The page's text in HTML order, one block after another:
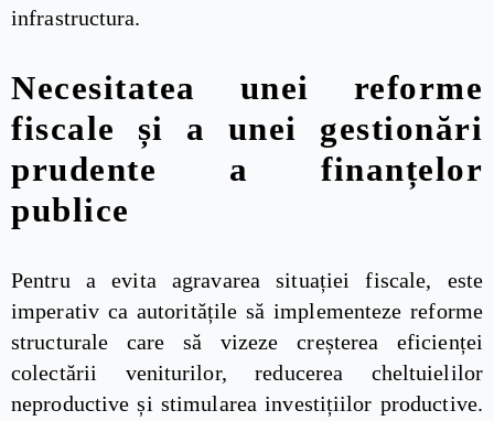
infrastructura.
Necesitatea unei reforme
fiscale și a unei gestionări
prudente a finanțelor
publice
Pentru a evita agravarea situației fiscale, este
imperativ ca autoritățile să implementeze reforme
structurale care să vizeze creșterea eficienței
colectării veniturilor, reducerea cheltuielilor
neproductive și stimularea investițiilor productive.